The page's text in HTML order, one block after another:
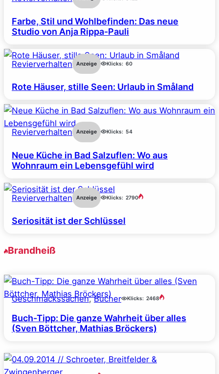
Farbe, Stil und Wohlbefinden: Das neue
Studio von Anja Rippa-Pauli
Revierverhalten Anzeige Klicks: 60
Rote Häuser, stille Seen: Urlaub in Småland
Revierverhalten Anzeige Klicks: 54
Neue Küche in Bad Salzuflen: Wo aus
Wohnraum ein Lebensgefühl wird
Revierverhalten Anzeige Klicks: 2790
Seriosität ist der Schlüssel
Brandheiß
Geschmackssachen, Bücher Klicks: 2468
Buch-Tipp: Die ganze Wahrheit über alles
(Sven Böttcher, Mathias Bröckers)